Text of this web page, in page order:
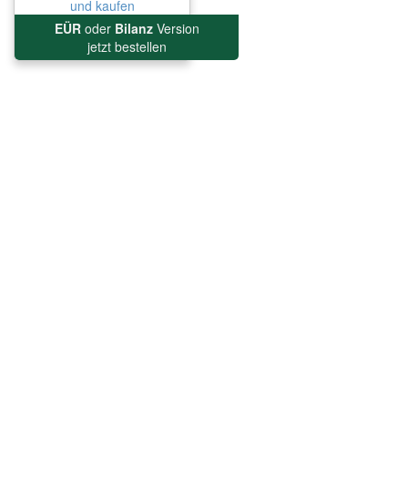
EÜRoder BilanzVersion
jetzt bestellen